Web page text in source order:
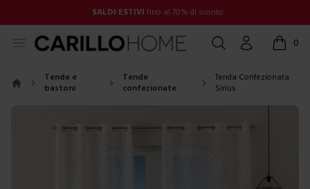
SALDI ESTIVI fino al 70% di sconto
Open menu Cerca Account 0
items
Tende e
bastoni
Tende
confezionate
Tenda Confezionata
Sirius